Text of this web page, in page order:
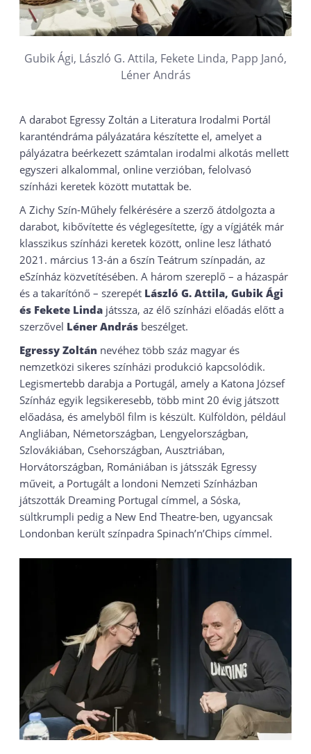
Gubik Ági, László G. Attila, Fekete Linda, Papp Janó,
Léner András
A darabot Egressy Zoltán a Literatura Irodalmi Portál
karanténdráma pályázatára készítette el, amelyet a
pályázatra beérkezett számtalan irodalmi alkotás mellett
egyszeri alkalommal, online verzióban, felolvasó
színházi keretek között mutattak be.
A Zichy Szín-Műhely felkérésére a szerző átdolgozta a
darabot, kibővítette és véglegesítette, így a vígjáték már
klasszikus színházi keretek között, online lesz látható
2021. március 13-án a 6szín Teátrum színpadán, az
eSzínház közvetítésében. A három szereplő – a házaspár
és a takarítónő – szerepét László G. Attila, Gubik Ági
és Fekete Linda játssza, az élő színházi előadás előtt a
szerzővel Léner András beszélget.
Egressy Zoltán nevéhez több száz magyar és
nemzetközi sikeres színházi produkció kapcsolódik.
Legismertebb darabja a Portugál, amely a Katona József
Színház egyik legsikeresebb, több mint 20 évig játszott
előadása, és amelyből film is készült. Külföldön, például
Angliában, Németországban, Lengyelországban,
Szlovákiában, Csehországban, Ausztriában,
Horvátországban, Romániában is játsszák Egressy
műveit, a Portugált a londoni Nemzeti Színházban
játszották Dreaming Portugal címmel, a Sóska,
sültkrumpli pedig a New End Theatre-ben, ugyancsak
Londonban került színpadra Spinach’n’Chips címmel.